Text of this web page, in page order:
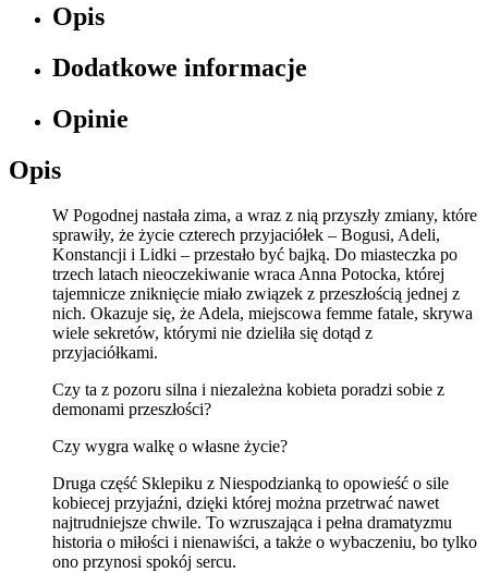
Opis
Dodatkowe informacje
Opinie
Opis
W Pogodnej nastała zima, a wraz z nią przyszły zmiany, które
sprawiły, że życie czterech przyjaciółek – Bogusi, Adeli,
Konstancji i Lidki – przestało być bajką. Do miasteczka po
trzech latach nieoczekiwanie wraca Anna Potocka, której
tajemnicze zniknięcie miało związek z przeszłością jednej z
nich. Okazuje się, że Adela, miejscowa femme fatale, skrywa
wiele sekretów, którymi nie dzieliła się dotąd z
przyjaciółkami.
Czy ta z pozoru silna i niezależna kobieta poradzi sobie z
demonami przeszłości?
Czy wygra walkę o własne życie?
Druga część Sklepiku z Niespodzianką to opowieść o sile
kobiecej przyjaźni, dzięki której można przetrwać nawet
najtrudniejsze chwile. To wzruszająca i pełna dramatyzmu
historia o miłości i nienawiści, a także o wybaczeniu, bo tylko
ono przynosi spokój sercu.